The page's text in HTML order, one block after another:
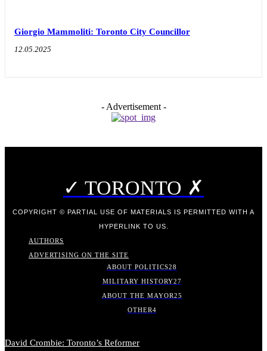
Giorgio Mammoliti: Toronto City Councillor
12.05.2025
- Advertisement -
✓ TORONTO ✗
COPYRIGHT © PARTIAL USE OF MATERIALS IS PERMITTED WITH A
HYPERLINK TO US.
AUTHORS
ADVERTISING ON THE SITE
ABOUT POLITICS28
MILITARY HISTORY27
ABOUT THE MAYOR25
OTHER4
David Crombie: Toronto’s Reformer